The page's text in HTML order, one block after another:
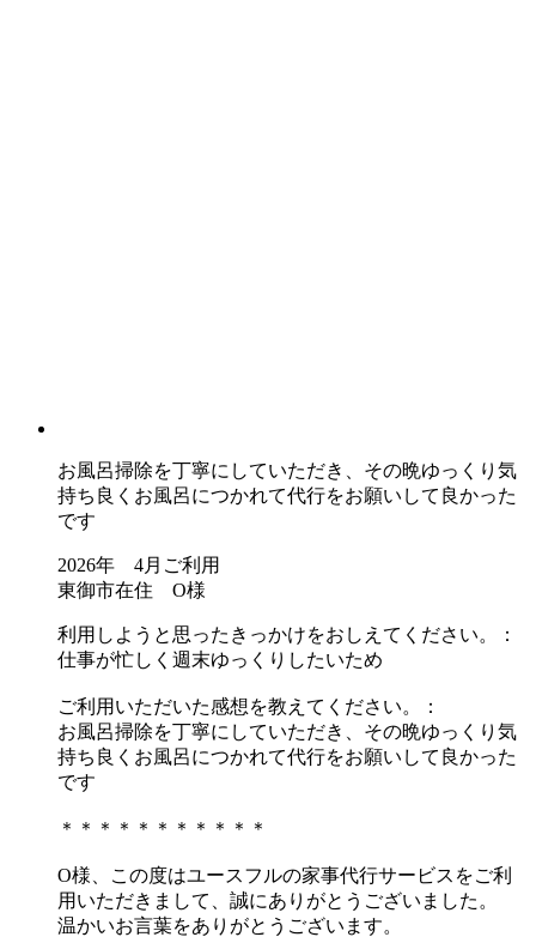
お風呂掃除を丁寧にしていただき、その晩ゆっくり気
持ち良くお風呂につかれて代行をお願いして良かった
です
2026年 4月ご利用
東御市在住 O様
利用しようと思ったきっかけをおしえてください。：
仕事が忙しく週末ゆっくりしたいため
ご利用いただいた感想を教えてください。：
お風呂掃除を丁寧にしていただき、その晩ゆっくり気
持ち良くお風呂につかれて代行をお願いして良かった
です
＊＊＊＊＊＊＊＊＊＊＊
O様、この度はユースフルの家事代行サービスをご利
用いただきまして、誠にありがとうございました。
温かいお言葉をありがとうございます。